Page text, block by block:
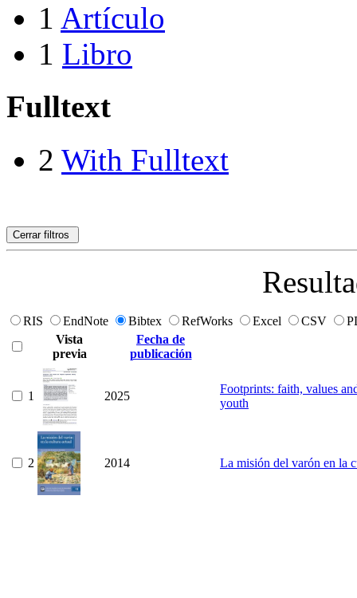
1 Artículo
1 Libro
Fulltext
2 With Fulltext
Cerrar filtros
RIS EndNote Bibtex RefWorks Excel CSV
Vista
previa
Fecha de
publicación
1 2025
Footprints: faith, values
youth
2 2014 La misión del varón en la